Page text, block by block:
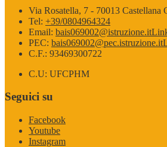
Via Rosatella, 7 - 70013 Castellana
Tel: +39/0804964324
Email: bais069002@istruzione.it
PEC: bais069002@pec.istruzione.it
C.F.: 93469300722
C.U: UFCPHM
Seguici su
Facebook
Youtube
Instagram